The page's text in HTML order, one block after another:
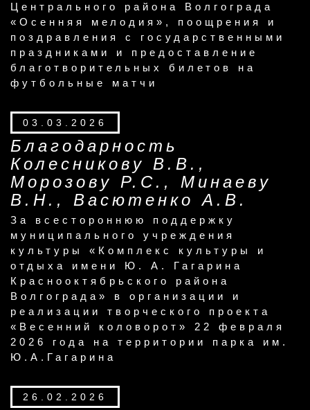
Центрального района Волгограда
«Осенняя мелодия», поощрения и
поздравления с государственными
праздниками и предоставление
благотворительных билетов на
футбольные матчи
03.03.2026
Благодарность
Колесникову В.В.,
Морозову Р.С., Минаеву
В.Н., Васютенко А.В.
За всестороннюю поддержку
муниципального учреждения
культуры «Комплекс культуры и
отдыха имени Ю. А. Гагарина
Краснооктябрьского района
Волгограда» в организации и
реализации творческого проекта
«Весенний коловорот» 22 февраля
2026 года на территории парка им.
Ю.А.Гагарина
26.02.2026